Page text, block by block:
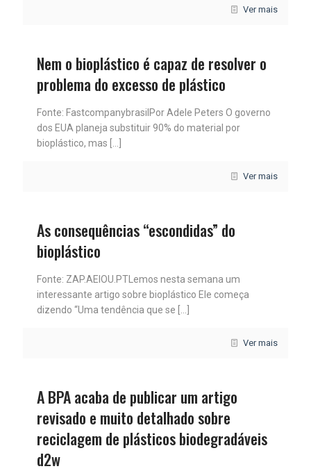
Ver mais
Nem o bioplástico é capaz de resolver o
problema do excesso de plástico
Fonte: FastcompanybrasilPor Adele Peters O governo
dos EUA planeja substituir 90% do material por
bioplástico, mas
Ver mais
As consequências “escondidas” do
bioplástico
Fonte: ZAP.AEIOU.PTLemos nesta semana um
interessante artigo sobre bioplástico Ele começa
dizendo “Uma tendência que se
Ver mais
A BPA acaba de publicar um artigo
revisado e muito detalhado sobre
reciclagem de plásticos biodegradáveis
d2w